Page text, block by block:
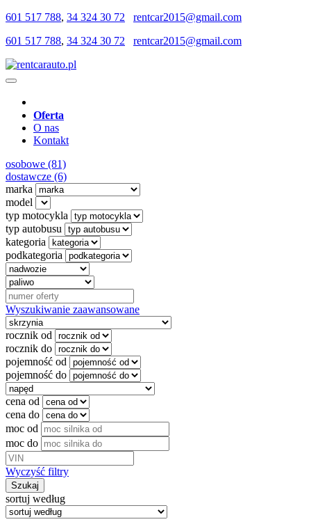
601 517 788, 34 324 30 72
rentcar2015@gmail.com
601 517 788, 34 324 30 72 rentcar2015@gmail.com
Oferta
O nas
Kontakt
osobowe (81)
dostawcze (6)
marka
model
typ motocykla
typ autobusu
kategoria
podkategoria
Wyszukiwanie zaawansowane
rocznik od
rocznik do
pojemność od
pojemność do
cena od
cena do
moc od
moc do
Wyczyść filtry
Szukaj
sortuj według